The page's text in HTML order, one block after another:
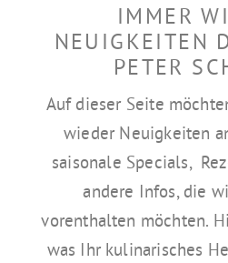
IMMER
NEUIGKEITEN
PETER
Auf dieser Seite
wieder Neuigkeiten
saisonale Specials,
andere Infos, die
vorenthalten möchten.
was Ihr kulinarisches